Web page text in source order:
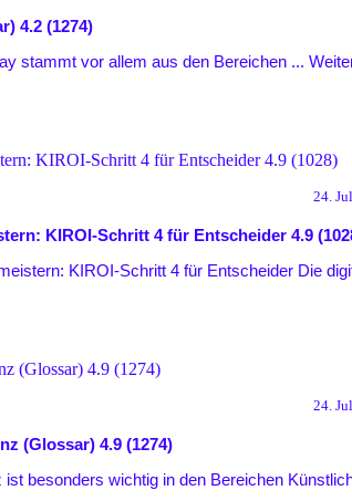
4.2 (1274)
stammt vor allem aus den Bereichen ...
24.
KIROI-Schritt 4 für Entscheider 4.9
KIROI-Schritt 4 für Entscheider Die
24.
(Glossar) 4.9 (1274)
besonders wichtig in den Bereichen